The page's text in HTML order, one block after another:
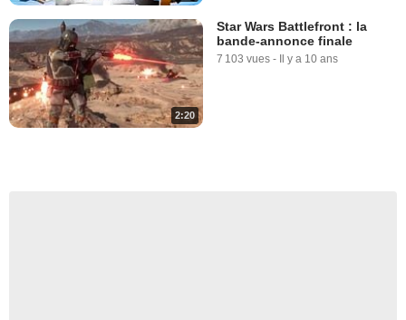
2:20
Star Wars Battlefront : la
bande-annonce finale
7 103 vues - Il y a 10 ans